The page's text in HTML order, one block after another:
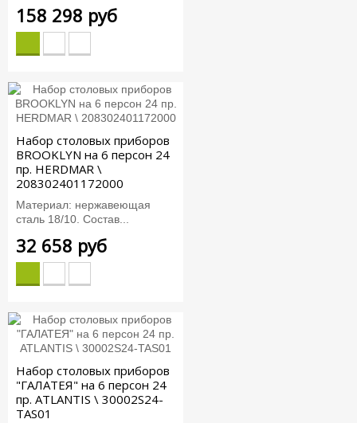
158 298 руб
Набор столовых приборов
BROOKLYN на 6 персон 24
пр. HERDMAR \
208302401172000
Материал: нержавеющая
сталь 18/10. Состав...
32 658 руб
Набор столовых приборов
"ГАЛАТЕЯ" на 6 персон 24
пр. ATLANTIS \ 30002S24-
TAS01